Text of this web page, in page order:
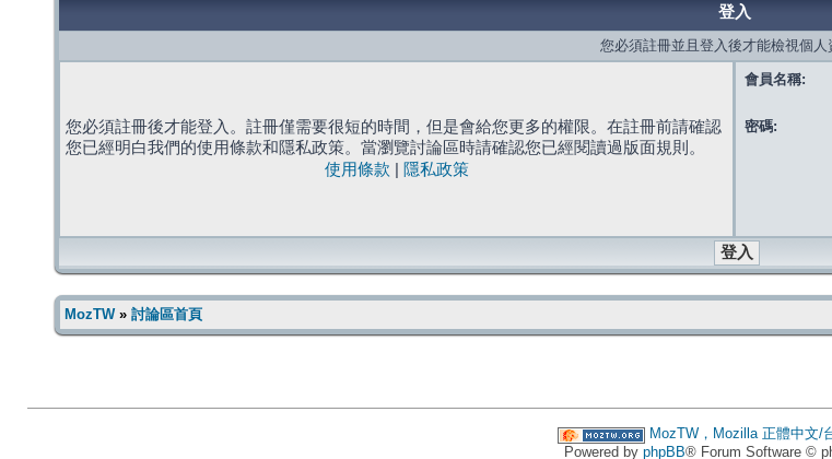
登入
您必須註冊並且登入後才能檢視個人
您必須註冊後才能登入。註冊僅需要很短的時間，但是會給您更多的權限。在註冊前請確認
您已經明白我們的使用條款和隱私政策。當瀏覽討論區時請確認您已經閱讀過版面規則。
使用條款
隱私政策
會員名稱:
密碼:
MozTW» 討論區首頁
MozTW，Mozilla 正體中文/
Powered by phpBB® Forum Software ©